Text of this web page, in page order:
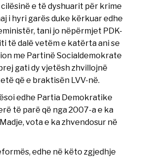
e të dyshuarit për krime
i hyri garës duke kërkuar edhe
tani jo nëpërmjet PDK-
të dalë vetëm e katërta ani se
me Partinë Socialdemokrate
gati dy vjetësh zhvillojnë
që e braktisën LVV-në.
edhe Partia Demokratike
të parë që nga 2007-a e ka
vota e ka zhvendosur në
edhe në këto zgjedhje